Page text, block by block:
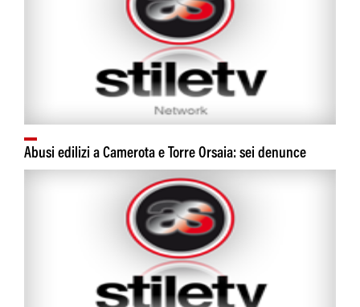
Abusi edilizi a Camerota e Torre Orsaia: sei denunce